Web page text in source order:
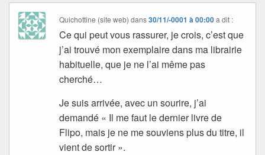
Quichottine (site web) dans30/11/-0001 à 00:00 a dit :
Ce qui peut vous rassurer, je crois, c’est que
j’ai trouvé mon exemplaire dans ma librairie
habituelle, que je ne l’ai même pas
cherché…
Je suis arrivée, avec un sourire, j’ai
demandé « Il me faut le dernier livre de
Flipo, mais je ne me souviens plus du titre, il
vient de sortir ».